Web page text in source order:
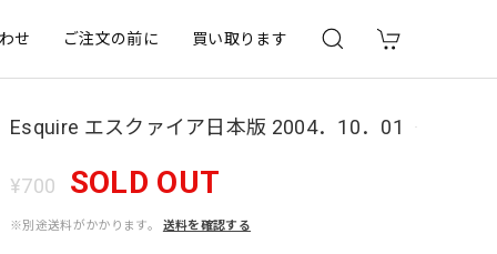
せ ご注文の前に 買い取ります
Esquire エスクァイア日本版 2004．10．01
¥700 SOLD OUT
※別途送料がかかります。 送料を確認する